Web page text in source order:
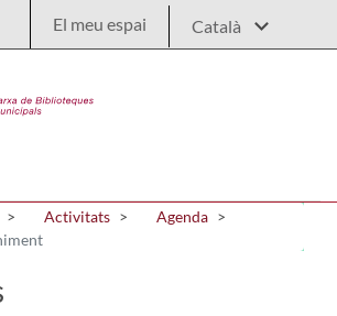
El meu espai
Activitats
Agenda